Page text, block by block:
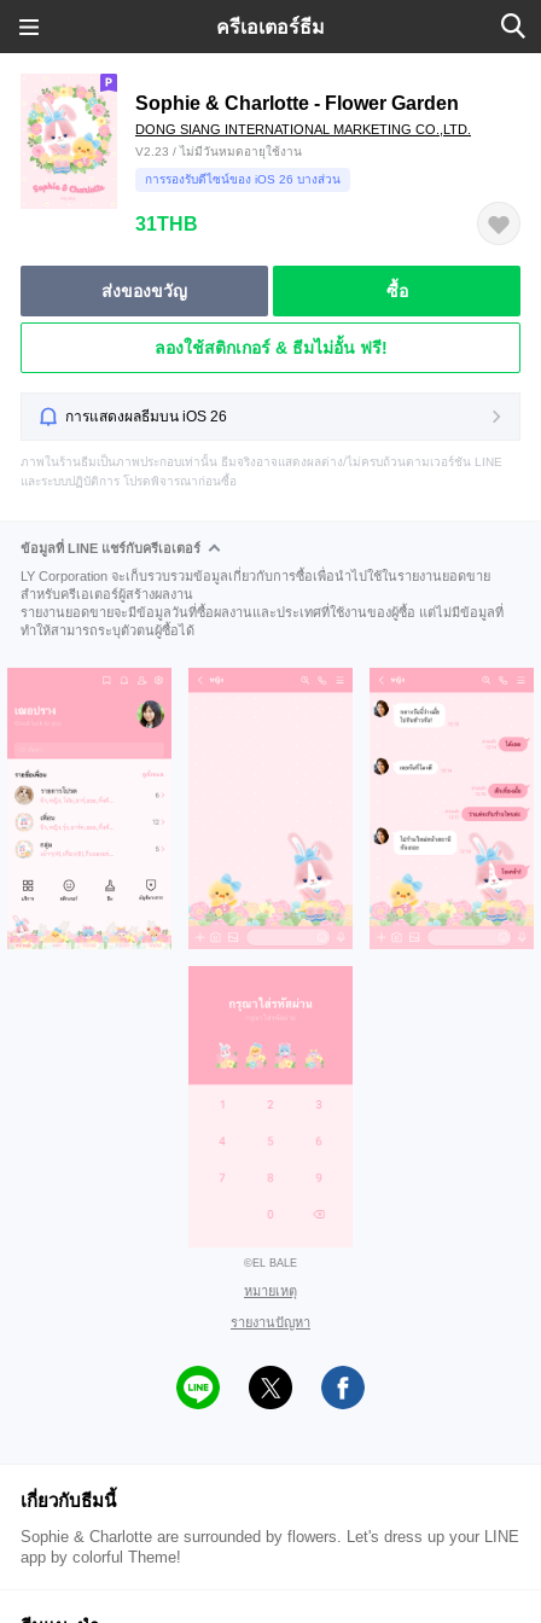
ครีเอเตอร์ธีม
Sophie & Charlotte - Flower Garden
DONG SIANG INTERNATIONAL MARKETING CO.,LTD.
V2.23 / ไม่มีวันหมดอายุใช้งาน
การรองรับดีไซน์ของ iOS 26 บางส่วน
31THB
ส่งของขวัญ ซื้อ
ลองใช้สติกเกอร์ & ธีมไม่อั้น ฟรี!
การแสดงผลธีมบน iOS 26
ภาพในร้านธีมเป็นภาพประกอบเท่านั้น ธีมจริงอาจแสดงผลต่าง/ไม่ครบถ้วนตามเวอร์ชัน LINE
และระบบปฏิบัติการ โปรดพิจารณาก่อนซื้อ
ข้อมูลที่ LINE แชร์กับครีเอเตอร์
LY Corporation จะเก็บรวบรวมข้อมูลเกี่ยวกับการซื้อเพื่อนำไปใช้ในรายงานยอดขาย
สำหรับครีเอเตอร์ผู้สร้างผลงาน
รายงานยอดขายจะมีข้อมูลวันที่ซื้อผลงานและประเทศที่ใช้งานของผู้ซื้อ แต่ไม่มีข้อมูลที่
ทำให้สามารถระบุตัวตนผู้ซื้อได้
©EL BALE
หมายเหตุ
รายงานปัญหา
เกี่ยวกับธีมนี้
Sophie & Charlotte are surrounded by flowers. Let's dress up your LINE
app by colorful Theme!